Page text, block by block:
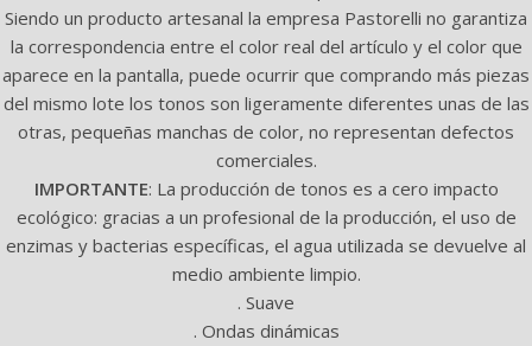
Siendo un producto artesanal la empresa Pastorelli no garantiza
la correspondencia entre el color real del artículo y el color que
aparece en la pantalla, puede ocurrir que comprando más piezas
del mismo lote los tonos son ligeramente diferentes unas de las
otras, pequeñas manchas de color, no representan defectos
comerciales.
IMPORTANTE: La producción de tonos es a cero impacto
ecológico: gracias a un profesional de la producción, el uso de
enzimas y bacterias específicas, el agua utilizada se devuelve al
medio ambiente limpio.
. Suave
. Ondas dinámicas